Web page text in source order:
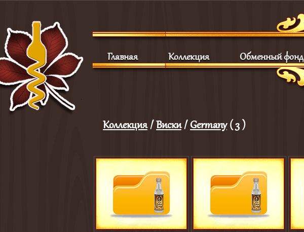
Главная Коллекция Обменный фонд
Коллекция/Виски/Germany( 3 )